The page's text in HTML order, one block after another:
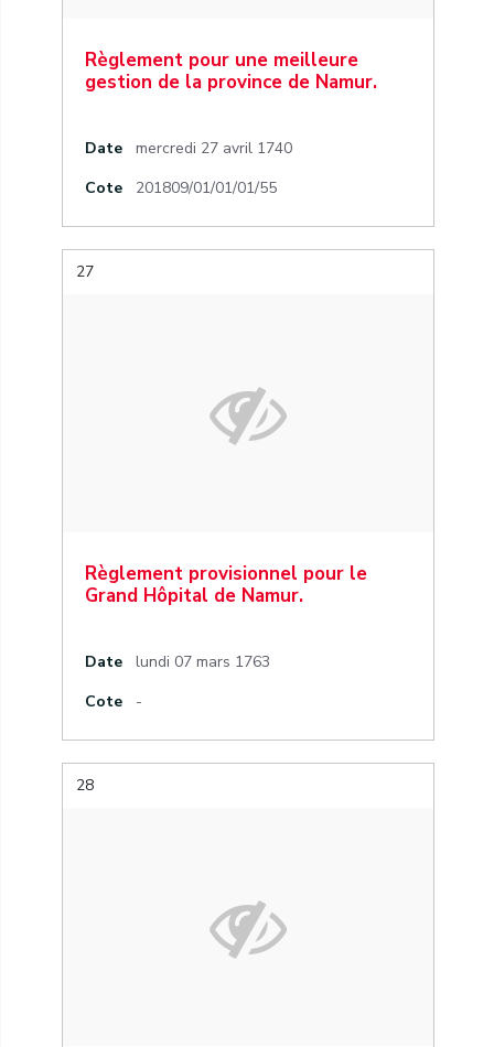
Règlement pour une meilleure
gestion de la province de Namur.
Date
mercredi 27 avril 1740
Cote
201809/01/01/01/55
27
Règlement provisionnel pour le
Grand Hôpital de Namur.
Date
lundi 07 mars 1763
Cote
-
28